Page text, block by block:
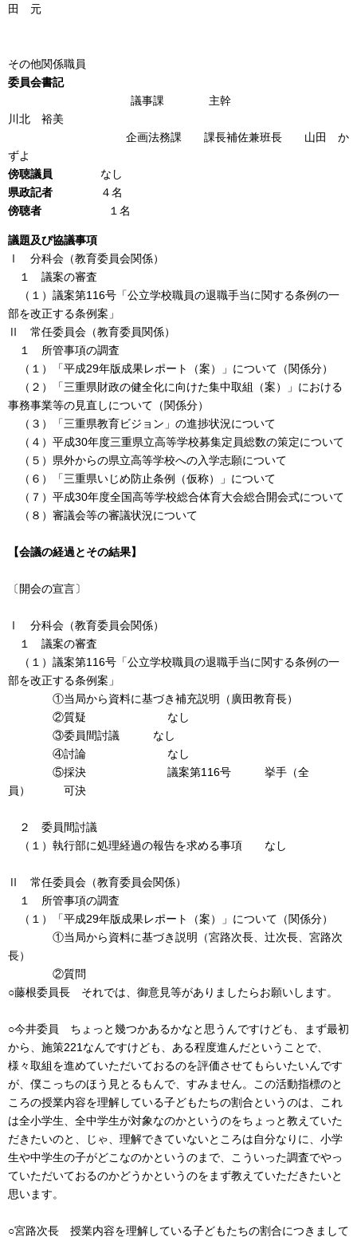
田 元
その他関係職員
委員会書記
議事課 主幹
川北 裕美
企画法務課 課長補佐兼班長 山田 か
ずよ
傍聴議員 なし
県政記者 ４名
傍聴者 １名
議題及び協議事項
Ⅰ 分科会（教育委員会関係）
１ 議案の審査
（１）議案第116号「公立学校職員の退職手当に関する条例の一
部を改正する条例案」
Ⅱ 常任委員会（教育委員関係）
１ 所管事項の調査
（１）「平成29年版成果レポート（案）」について（関係分）
（２）「三重県財政の健全化に向けた集中取組（案）」における
事務事業等の見直しについて（関係分）
（３）「三重県教育ビジョン」の進捗状況について
（４）平成30年度三重県立高等学校募集定員総数の策定について
（５）県外からの県立高等学校への入学志願について
（６）「三重県いじめ防止条例（仮称）」について
（７）平成30年度全国高等学校総合体育大会総合開会式について
（８）審議会等の審議状況について
【会議の経過とその結果】
〔開会の宣言〕
Ⅰ 分科会（教育委員会関係）
１ 議案の審査
（１）議案第116号「公立学校職員の退職手当に関する条例の一
部を改正する条例案」
①当局から資料に基づき補充説明（廣田教育長）
②質疑 なし
③委員間討議 なし
④討論 なし
⑤採決 議案第116号 挙手（全
員） 可決
２ 委員間討議
（１）執行部に処理経過の報告を求める事項 なし
Ⅱ 常任委員会（教育委員会関係）
１ 所管事項の調査
（１）「平成29年版成果レポート（案）」について（関係分）
①当局から資料に基づき説明（宮路次長、辻次長、宮路次
長）
②質問
○藤根委員長 それでは、御意見等がありましたらお願いします。
○今井委員 ちょっと幾つかあるかなと思うんですけども、まず最初
から、施策221なんですけども、ある程度進んだということで、
様々取組を進めていただいておるのを評価させてもらいたいんです
が、僕こっちのほう見とるもんで、すみません。この活動指標のと
ころの授業内容を理解している子どもたちの割合というのは、これ
は全小学生、全中学生が対象なのかというのをちょっと教えていた
だきたいのと、じゃ、理解できていないところは自分なりに、小学
生や中学生の子がどこなのかというのまで、こういった調査でやっ
ていただいておるのかどうかというのをまず教えていただきたいと
思います。
○宮路次長 授業内容を理解している子どもたちの割合につきまして